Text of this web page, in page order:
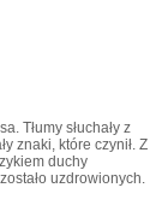
Tłumy słuchały z
znaki, które czynił. Z
duchy
uzdrowionych.